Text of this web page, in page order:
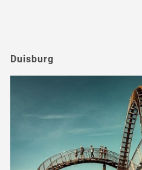
Duisburg